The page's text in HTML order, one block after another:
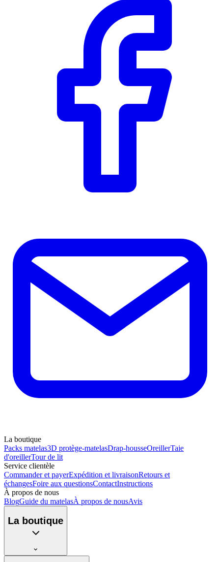
La boutique
Packs matelas3D protège-matelasDrap-housseOreillerTaie
d'oreillerTour de lit
Service clientèle
Commander et payerExpédition et livraisonRetours et
échangesFoire aux questionsContactInstructions
À propos de nous
BlogGuide du matelasÀ propos de nousAvis
La boutique